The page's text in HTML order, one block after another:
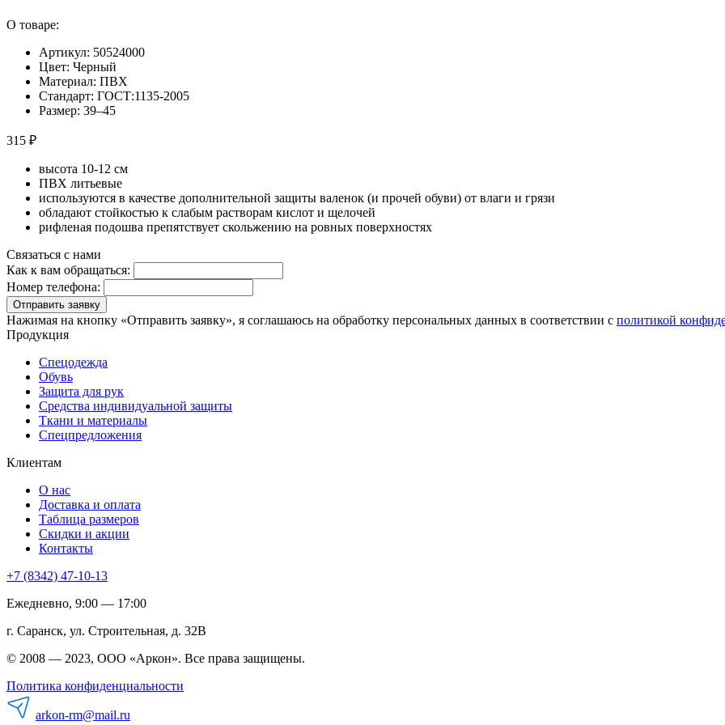
О товаре:
Артикул: 50524000
Цвет: Черный
Материал: ПВХ
Стандарт: ГОСТ:1135-2005
Размер: 39–45
315 ₽
высота 10-12 см
ПВХ литьевые
используются в качестве дополнительной защиты валенок (и прочей обуви) от влаги и грязи
обладают стойкостью к слабым растворам кислот и щелочей
рифленая подошва препятствует скольжению на ровных поверхностях
Связаться с нами
Как к вам обращаться:
Номер телефона:
Отправить заявку
Нажимая на кнопку «Отправить заявку», я соглашаюсь на обработку персональных данных в соответствии с политикой
Продукция
Спецодежда
Обувь
Защита для рук
Средства индивидуальной защиты
Ткани и материалы
Спецпредложения
Клиентам
О нас
Доставка и оплата
Таблица размеров
Скидки и акции
Контакты
+7 (8342) 47-10-13
Ежедневно, 9:00 — 17:00
г. Саранск, ул. Строительная, д. 32В
© 2008 — 2023, ООО «Аркон». Все права защищены.
Политика конфиденциальности
arkon-rm@mail.ru